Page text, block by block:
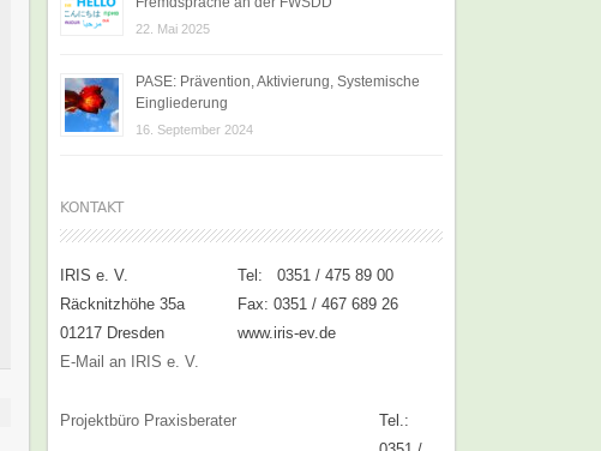
22. Mai 2025
PASE: Prävention, Aktivierung, Systemische
Eingliederung
16. September 2024
KONTAKT
IRIS e. V.
Tel: 0351 / 475 89 00
Räcknitzhöhe 35a
Fax: 0351 / 467 689 26
01217 Dresden
www.iris-ev.de
E-Mail an IRIS e. V.
Projektbüro Praxisberater
Tel.: